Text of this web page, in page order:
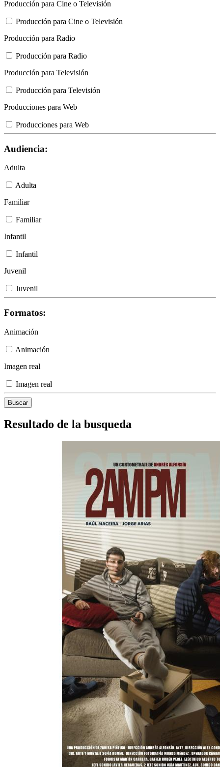
Producción para Cine o Televisión
Producción para Cine o Televisión
Producción para Radio
Producción para Radio
Producción para Televisión
Producción para Televisión
Producciones para Web
Producciones para Web
Audiencia:
Adulta
Adulta
Familiar
Familiar
Infantil
Infantil
Juvenil
Juvenil
Formatos:
Animación
Animación
Imagen real
Imagen real
Resultado de la busqueda